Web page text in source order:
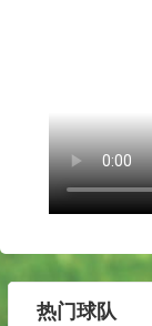
热门球队